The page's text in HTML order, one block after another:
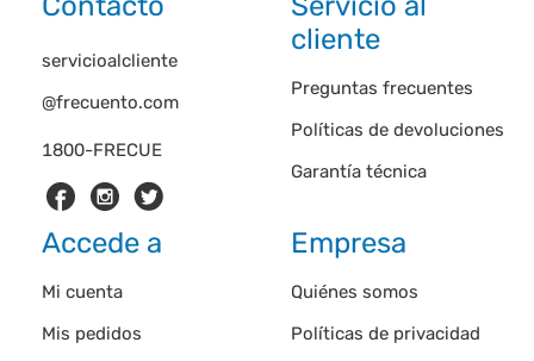
1800-FRECUE
servicioalcliente
@frecuento.com
cliente
Preguntas frecuentes
Políticas de devoluciones
Garantía técnica
Accede a
Mi cuenta
Mis pedidos
Empresa
Quiénes somos
Políticas de privacidad